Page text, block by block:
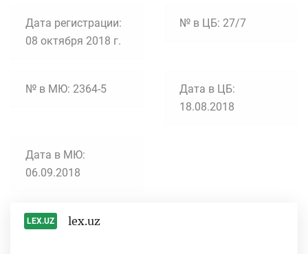
Дата регистрации:
08 октября 2018 г.
№ в ЦБ: 27/7
№ в МЮ: 2364-5
Дата в ЦБ:
18.08.2018
Дата в МЮ:
06.09.2018
LEX.UZ lex.uz